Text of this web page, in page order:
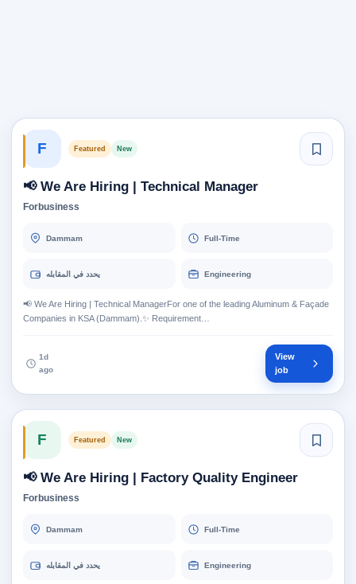
F Featured New
📢 We Are Hiring | Technical Manager
Forbusiness
Dammam Full-Time
يحدد في المقابله Engineering
📢 We Are Hiring | Technical ManagerFor one of the leading Aluminum & Façade
Companies in KSA (Dammam).✨ Requirement…
1d
ago
View
job
F Featured New
📢 We Are Hiring | Factory Quality Engineer
Forbusiness
Dammam Full-Time
يحدد في المقابله Engineering